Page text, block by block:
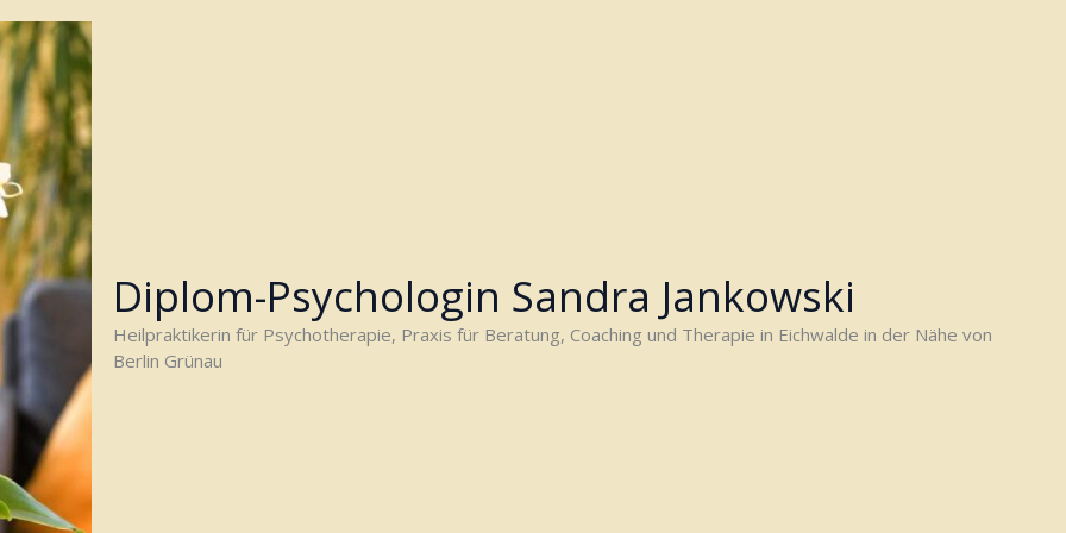
Diplom-Psychologin Sandra Jankowski
Heilpraktikerin für Psychotherapie, Praxis für Beratung, Coaching und Therapie in Eichwalde in der Nähe von
Berlin Grünau